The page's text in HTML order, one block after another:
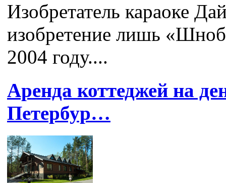
Изобретатель караоке
изобретение лишь
2004 году....
Аренда коттеджей на
Петербур…